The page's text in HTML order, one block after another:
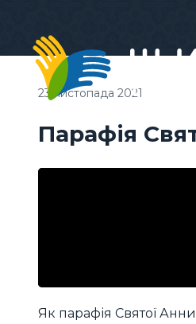
Парафія
23 листопада 2021
Як парафія Святої